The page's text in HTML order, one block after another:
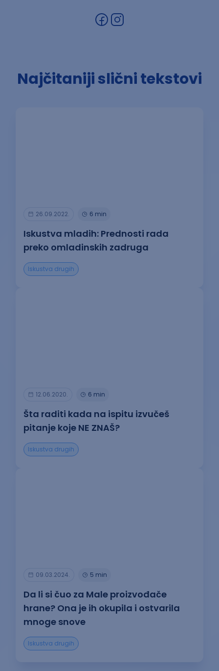
Najčitaniji slični tekstovi
26.09.2022. 6 min
Iskustva mladih: Prednosti rada
preko omladinskih zadruga
Iskustva drugih
12.06.2020. 6 min
Šta raditi kada na ispitu izvučeš
pitanje koje NE ZNAŠ?
Iskustva drugih
09.03.2024. 5 min
Da li si čuo za Male proizvođače
hrane? Ona je ih okupila i ostvarila
mnoge snove
Iskustva drugih